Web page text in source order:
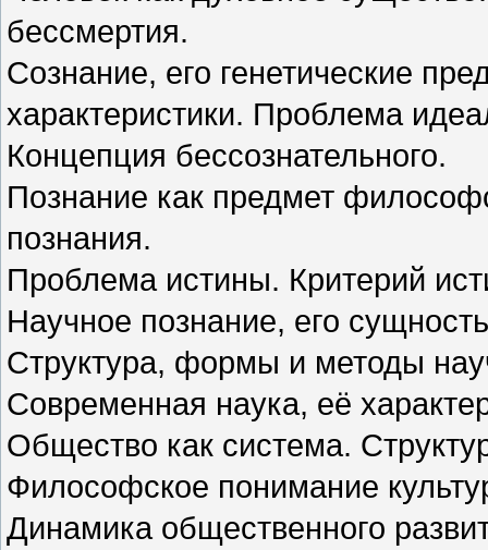
бессмертия.
Сознание, его генетические
характеристики. Проблема
Концепция бессознательного.
Познание как предмет
познания.
Проблема истины. Критерий
Научное познание, его
Структура, формы и методы
Современная наука, её
Общество как система.
Философское понимание
Динамика общественного